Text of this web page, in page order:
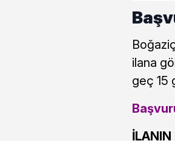
ilana
geç 15